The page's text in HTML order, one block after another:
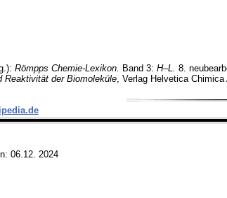
Römpps Chemie-Lexikon. Band 3: H–L.
8.
Reaktivität der Biomoleküle, Verlag Helvetica Chimica
06.12. 2024